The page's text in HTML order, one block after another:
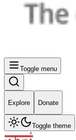
Toggle menu
Explore Donate
Toggle theme